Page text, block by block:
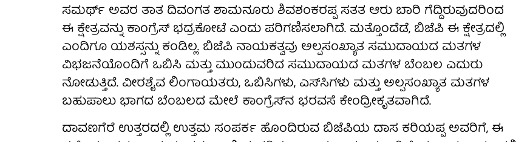
ಸಮರ್ಥ್ ಅವರ ತಾತ ದಿವಂಗತ ಶಾಮನೂರು ಶಿವಶಂಕರಪ್ಪ ಸತತ ಆರು ಬಾರಿ ಗೆದ್ದಿರುವುದರಿಂದ
ಈ ಕ್ಷೇತ್ರವನ್ನು ಕಾಂಗ್ರೆಸ್ ಭದ್ರಕೋಟೆ ಎಂದು ಪರಿಗಣಿಸಲಾಗಿದೆ. ಮತ್ತೊಂದೆಡೆ, ಬಿಜೆಪಿ ಈ ಕ್ಷೇತ್ರದಲ್ಲಿ
ಎಂದಿಗೂ ಯಶಸ್ಸನ್ನು ಕಂಡಿಲ್ಲ. ಬಿಜೆಪಿ ನಾಯಕತ್ವವು ಅಲ್ಪಸಂಖ್ಯಾತ ಸಮುದಾಯದ ಮತಗಳ
ವಿಭಜನೆಯೊಂದಿಗೆ ಒಬಿಸಿ ಮತ್ತು ಮುಂದುವರಿದ ಸಮುದಾಯದ ಮತಗಳ ಬೆಂಬಲ ಎದುರು
ನೋಡುತ್ತಿದೆ. ವೀರಶೈವ ಲಿಂಗಾಯತರು, ಒಬಿಸಿಗಳು, ಎಸ್‌ಸಿಗಳು ಮತ್ತು ಅಲ್ಪಸಂಖ್ಯಾತ ಮತಗಳ
ಬಹುಪಾಲು ಭಾಗದ ಬೆಂಬಲದ ಮೇಲೆ ಕಾಂಗ್ರೆಸ್‌ನ ಭರವಸೆ ಕೇಂದ್ರೀಕೃತವಾಗಿದೆ.
ದಾವಣಗೆರೆ ಉತ್ತರದಲ್ಲಿ ಉತ್ತಮ ಸಂಪರ್ಕ ಹೊಂದಿರುವ ಬಿಜೆಪಿಯ ದಾಸ ಕರಿಯಪ್ಪ ಅವರಿಗೆ, ಈ